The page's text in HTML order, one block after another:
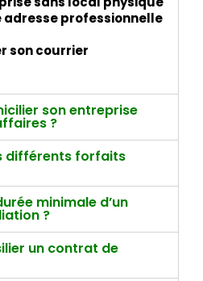
adresse professionnelle
son courrier
son entreprise
?
différents forfaits
minimale d’un
?
un contrat de